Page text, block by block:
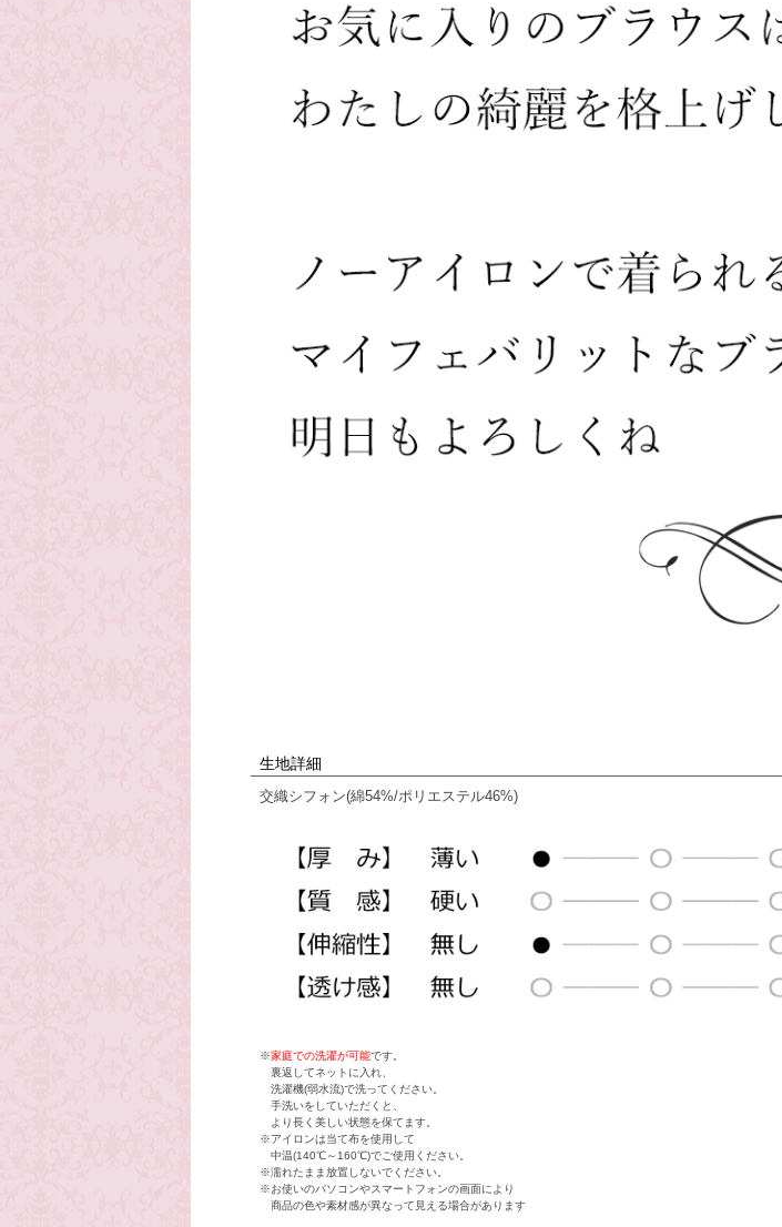
生地詳細
交織シフォン(綿54%/ポリエステル46%)
※家庭での洗濯が可能です。
裏返してネットに入れ、
洗濯機(弱水流)で洗ってください。
手洗いをしていただくと、
より長く美しい状態を保てます。
※アイロンは当て布を使用して
中温(140℃～160℃)でご使用ください。
※濡れたまま放置しないでください。
※お使いのパソコンやスマートフォンの画面により
商品の色や素材感が異なって見える場合があります